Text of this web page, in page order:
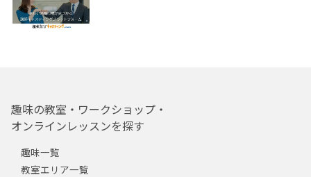
趣味の教室・ワークショップ・
オンラインレッスンを探す
趣味一覧
教室エリア一覧